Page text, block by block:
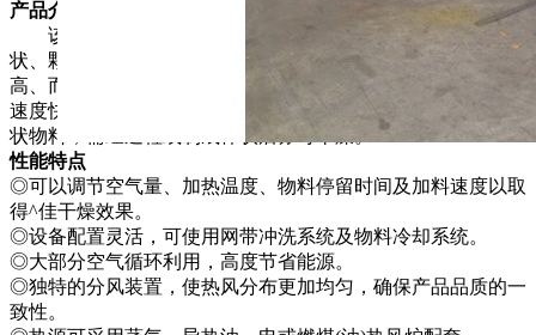
产品介绍
该机是穿流连续式干燥设备，用于透气性较好的片状、条
状、颗粒状物料的干燥，对于脱水蔬菜、中药饮片等类含水率
高、而温度不允许高的物料尤为合适；该系列干燥机具有干燥
速度快、蒸发强度高、产品质量好的优点，对脱水滤饼状的膏
状物料，需经造粒或制成棒状后亦可干燥。
性能特点
◎可以调节空气量、加热温度、物料停留时间及加料速度以取
得^佳干燥效果。
◎设备配置灵活，可使用网带冲洗系统及物料冷却系统。
◎大部分空气循环利用，高度节省能源。
◎独特的分风装置，使热风分布更加均匀，确保产品品质的一
致性。